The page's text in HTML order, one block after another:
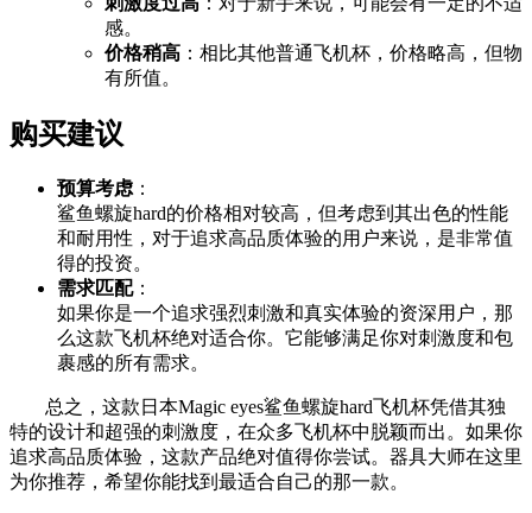
感。
价格稍高 ：相比其他普通飞机杯，价格略高，但物
有所值。
购买建议
预算考虑 ：
鲨鱼螺旋hard的价格相对较高，但考虑到其出色的性能
和耐用性，对于追求高品质体验的用户来说，是非常值
得的投资。
需求匹配：
如果你是一个追求强烈刺激和真实体验的资深用户，那
么这款飞机杯绝对适合你。它能够满足你对刺激度和包
裹感的所有需求。
总之，这款日本Magic eyes鲨鱼螺旋hard飞机杯凭借其独
特的设计和超强的刺激度，在众多飞机杯中脱颖而出。如果你
追求高品质体验，这款产品绝对值得你尝试。器具大师在这里
为你推荐，希望你能找到最适合自己的那一款。